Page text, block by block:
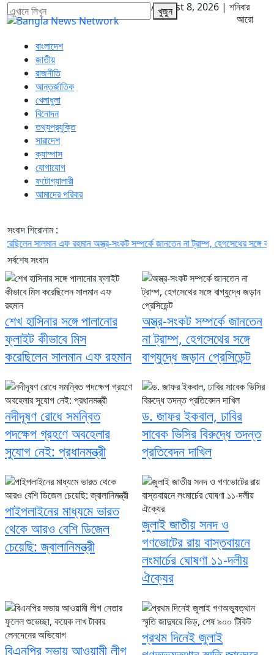
ঢাকা২:২৬:৩ রাত|২৪ শ্রাবণ ১৪৩৩ বঙ্গাব্দ | August 8, 2026 | শনিবার
আরো
খুজুন
বাংলাদেশ
জাতীয়
রাজনীতি
আন্তর্জাতিক
খেলাধুলা
বিনোদন
তথ্যপ্রযুক্তি
সারাদেশ
ক্যাম্পাস
যোগাযোগ
ফটোগ্যালারী
আমাদের পরিবার
সংবাদ শিরোনাম :
সালমান এফ রহমানঅস্ত্র-সংকট সম্পর্কে জানতেন না ট্রাম্প, হেগসেথের সঙ্গে বাগ্‌যুদ্ধে
সর্বশেষ সংবাদ
শেখ হাসিনার সঙ্গে পালানোর
ফ্লাইট কীভাবে মিস
করেছিলেন সালমান এফ রহমান
অস্ত্র-সংকট সম্পর্কে জানতেন
না ট্রাম্প, হেগসেথের সঙ্গে
বাগ্‌যুদ্ধে জড়ান প্রেসিডেন্ট
নদীদূষণ রোধে সমন্বিত
পদক্ষেপ গ্রহণে অবহেলার
সুযোগ নেই: প্রধানমন্ত্রী
ড. জাফর ইকবাল, ঢাবির
সাবেক ভিসির বিরুদ্ধে তদন্ত
প্রতিবেদন দাখিল
পাইপলাইনের মাধ্যমে ভারত
থেকে আরও বেশি ডিজেল
চেয়েছি: জ্বালানিমন্ত্রী
জুলাই জাতীয় সনদ ও
গণভোটের রায় বাস্তবায়নে
লংমার্চের ঘোষণা ১১-দলীয়
ঐক্যের
বিএনপির সভায় আওয়ামী লীগ
প্রথম দিনেই জুলাই